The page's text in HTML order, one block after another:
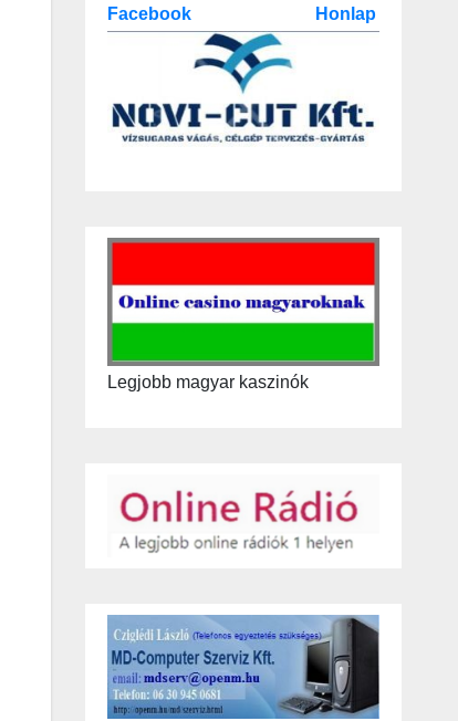
Facebook Honlap
Legjobb magyar kaszinók